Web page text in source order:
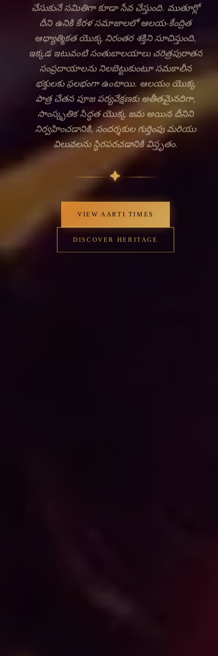
చేసుకునే సమితిగా కూడా సేవ చేస్తుంది. ముతూర్లో
దీని ఉనికి కేరళ సమాజాలలో ఆలయ-కేంద్రిత
ఆధ్యాత్మికత యొక్క నిరంతర శక్తిని సూచిస్తుంది,
ఇక్కడ ఇటువంటి సంతుబాలయాలు చరిత్రపురాతన
సంప్రదాయాలను నిలబెట్టుకుంటూ సమకాలీన
భక్తులకు సुలభంగా ఉంటాయి. ఆలయం యొక్క
పాత్ర చేతన పూజ పర్యవేక్షణకు అతీతమైనదిగా,
సాంస్కృతిక సిద్ధత యొక్క జమ అయిన దీనిని
నిర్వహించడానికి, సందర్శకుల గుర్తింపు మరియు
విలువలను స్థిరపరచడానికి విస్తృతం.
✦
VIEW AARTI TIMES
DISCOVER HERITAGE